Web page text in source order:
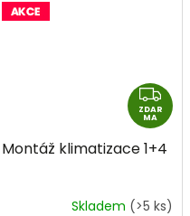
Z
D
R
A
ZDAR
MA
Montáž klimatizace 1+4
Skladem (>5 ks)